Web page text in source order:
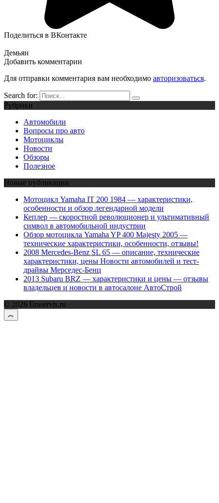
Поделиться в ВКонтакте
Демьян
Добавить комментарии
Для отправки комментария вам необходимо авторизоваться.
Search for:
Рубрики
Автомобили
Вопросы про авто
Мотоциклы
Новости
Обзоры
Полезное
Новые публикации
Мотоцикл Yamaha IT 200 1984 — характеристики,
особенности и обзор легендарной модели
Кеплер — скоростной революционер и ультимативный
символ в автомобильной индустрии
Обзор мотоцикла Yamaha YP 400 Majesty 2005 —
технические характеристики, особенности, отзывы!
2008 Mercedes-Benz SL 65 — описание, технические
характеристики, цены Новости автомобилей и тест-
драйвы Мерседес-Бенц
2013 Subaru BRZ — характеристики и цены — отзывы
владельцев и новости в автосалоне АвтоСтрой
© 2026 Eraservis.ru